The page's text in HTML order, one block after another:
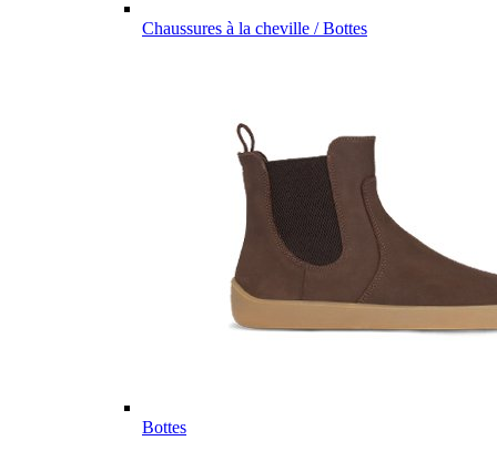
Chaussures à la cheville / Bottes
Bottes